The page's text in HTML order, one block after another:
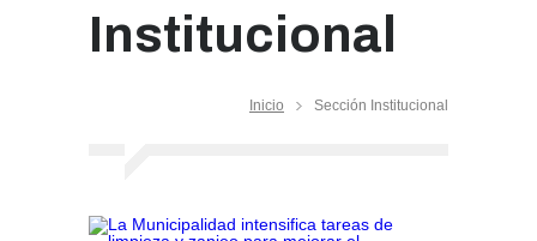
Institucional
Inicio Sección Institucional